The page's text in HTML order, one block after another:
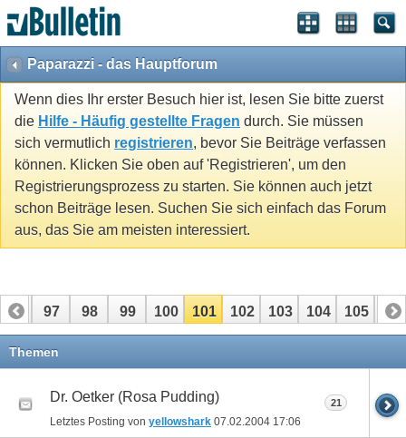
Paparazzi - das Hauptforum
Wenn dies Ihr erster Besuch hier ist, lesen Sie bitte zuerst
die Hilfe - Häufig gestellte Fragen durch. Sie müssen
sich vermutlich registrieren, bevor Sie Beiträge verfassen
können. Klicken Sie oben auf 'Registrieren', um den
Registrierungsprozess zu starten. Sie können auch jetzt
schon Beiträge lesen. Suchen Sie sich einfach das Forum
aus, das Sie am meisten interessiert.
96 97 98 99 100 101 102 103 104 105 106
116 117
Themen
Dr. Oetker (Rosa Pudding)
Letztes Posting von yellowshark 07.02.2004 17:06
21